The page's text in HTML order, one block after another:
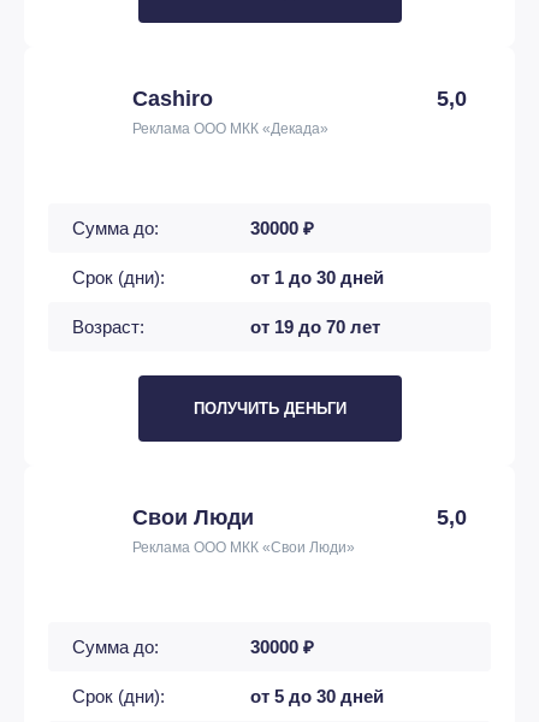
Cashiro 5,0
Реклама ООО МКК «Декада»
Сумма до: 30000 ₽
Срок (дни): от 1 до 30 дней
Возраст: от 19 до 70 лет
ПОЛУЧИТЬ ДЕНЬГИ
Свои Люди 5,0
Реклама ООО МКК «Свои Люди»
Сумма до: 30000 ₽
Срок (дни): от 5 до 30 дней